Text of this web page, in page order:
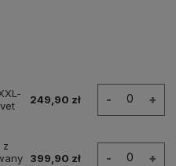
249,90 zł - +
z
399,90 zł - +